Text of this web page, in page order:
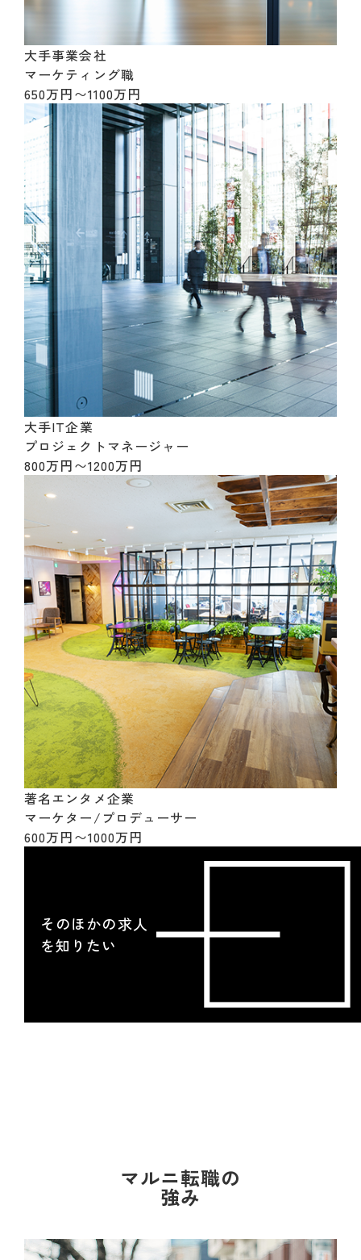
大手事業会社
マーケティング職
650万円〜1100万円
大手IT企業
プロジェクトマネージャー
800万円〜1200万円
著名エンタメ企業
マーケター/プロデューサー
600万円〜1000万円
そのほかの求人
を知りたい
マルニ転職の
強み